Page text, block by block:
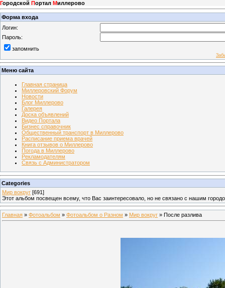
Городской Портал Миллерово
Форма входа
Логин:
Пароль:
запомнить
Меню сайта
Главная страница
Миллеровский Форум
Новости
Блог Миллерово
Галерея
Доска объявлений
Видео Портала
Бизнес справочник
Общественный транспорт в Миллерово
Расписание приема врачей
Книга отзывов о Миллерово
Погода в Миллерово
Рекламодателям
Связь с Администратором
Categories
Мир вокруг [691]
Этот альбом посвещен всему, что Вас заинтересовало, но не связано с нашим
Главная » Фотоальбом » Фотоальбом о Разном » Мир вокруг » После разлива